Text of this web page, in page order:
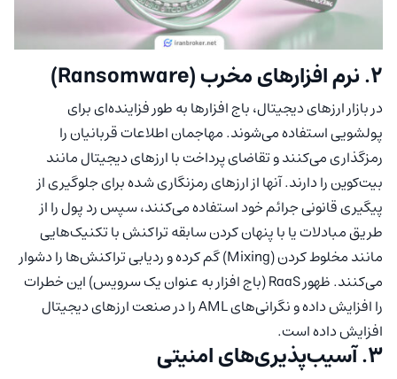
۲. نرم افزارهای مخرب (Ransomware)
در بازار ارزهای دیجیتال، باج افزارها به طور فزاینده‌ای برای
پولشویی استفاده می‌شوند. مهاجمان اطلاعات قربانیان را
رمزگذاری می‌کنند و تقاضای پرداخت با ارزهای دیجیتال مانند
بیت‌کوین را دارند. آنها از ارزهای رمزنگاری شده برای جلوگیری از
پیگیری قانونی جرائم خود استفاده می‌کنند، سپس رد پول را از
طریق مبادلات یا با پنهان کردن سابقه تراکنش با تکنیک‌هایی
مانند مخلوط کردن (Mixing) گم کرده و ردیابی تراکنش‌ها را دشوار
می‌کنند. ظهور RaaS (باج افزار به عنوان یک سرویس) این خطرات
را افزایش داده و نگرانی‌های AML را در صنعت ارزهای دیجیتال
افزایش داده است.
۳. آسیب‌پذیری‌های امنیتی